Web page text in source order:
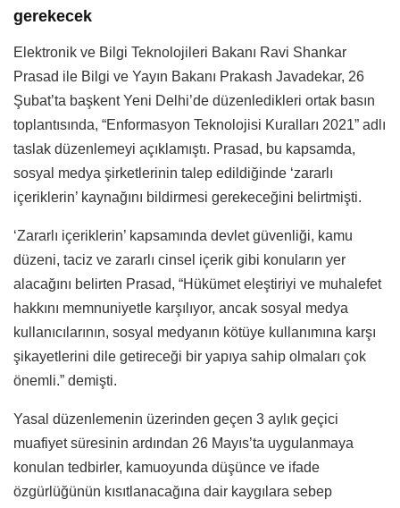
gerekecek
Elektronik ve Bilgi Teknolojileri Bakanı Ravi Shankar
Prasad ile Bilgi ve Yayın Bakanı Prakash Javadekar, 26
Şubat’ta başkent Yeni Delhi’de düzenledikleri ortak basın
toplantısında, “Enformasyon Teknolojisi Kuralları 2021” adlı
taslak düzenlemeyi açıklamıştı. Prasad, bu kapsamda,
sosyal medya şirketlerinin talep edildiğinde ‘zararlı
içeriklerin’ kaynağını bildirmesi gerekeceğini belirtmişti.
‘Zararlı içeriklerin’ kapsamında devlet güvenliği, kamu
düzeni, taciz ve zararlı cinsel içerik gibi konuların yer
alacağını belirten Prasad, “Hükümet eleştiriyi ve muhalefet
hakkını memnuniyetle karşılıyor, ancak sosyal medya
kullanıcılarının, sosyal medyanın kötüye kullanımına karşı
şikayetlerini dile getireceği bir yapıya sahip olmaları çok
önemli.” demişti.
Yasal düzenlemenin üzerinden geçen 3 aylık geçici
muafiyet süresinin ardından 26 Mayıs’ta uygulanmaya
konulan tedbirler, kamuoyunda düşünce ve ifade
özgürlüğünün kısıtlanacağına dair kaygılara sebep